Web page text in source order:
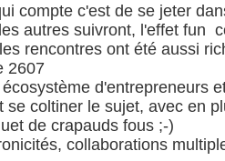
compte c'est de se jeter
autres suivront, l'effet fun
rencontres ont été aussi
2607
d'entrepreneurs
se coltiner le sujet, avec en
de crapauds fous ;-)
collaborations